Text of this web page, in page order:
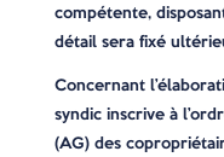
compétente,
détail sera fixé
Concernant
syndic inscrive à
(AG) des